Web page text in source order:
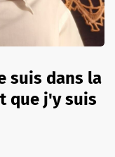
suis dans la
que j'y suis